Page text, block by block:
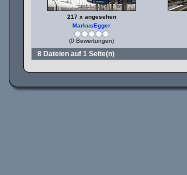
217 x angesehen
MarkusEgger
(0 Bewertungen)
8 Dateien auf 1 Seite(n)